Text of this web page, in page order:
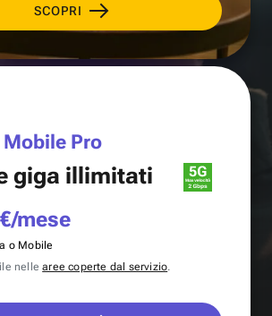
SCOPRI
Pro
giga illimitati
€/mese
o Mobile
nellearee coperte dal servizio.